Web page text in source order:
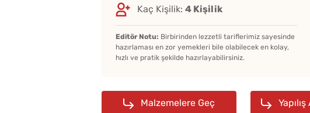
Kaç Kişilik: 4 Kişilik
Editör Notu: Birbirinden lezzetli tariflerimiz sayesinde
hazırlaması en zor yemekleri bile olabilecek en kolay,
hızlı ve pratik şekilde hazırlayabilirsiniz.
Malzemelere Geç
Bayat Ekmeği Saniyeler
İçinde Taze Hale Getiren
Yöntem